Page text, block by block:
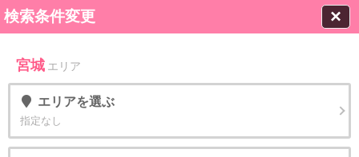
検索条件変更 ×
宮城 エリア
エリアを選ぶ
指定なし